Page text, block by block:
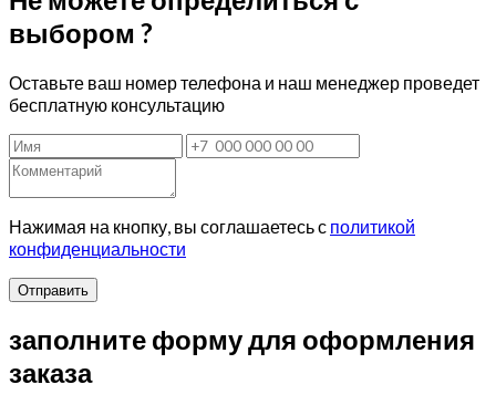
выбором ?
Оставьте ваш номер телефона и наш менеджер проведет
бесплатную консультацию
Нажимая на кнопку, вы соглашаетесь с политикой
конфиденциальности
Отправить
заполните форму для оформления
заказа